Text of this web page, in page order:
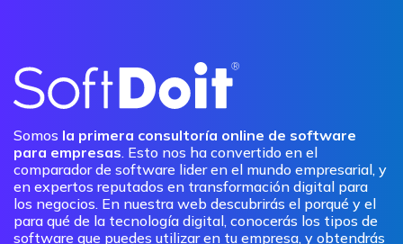
Somos la primera consultoría online de software
para empresas. Esto nos ha convertido en el
comparador de software lider en el mundo empresarial, y
en expertos reputados en transformación digital para
los negocios. En nuestra web descubrirás el porqué y el
para qué de la tecnología digital, conocerás los tipos de
software que puedes utilizar en tu empresa, y obtendrás